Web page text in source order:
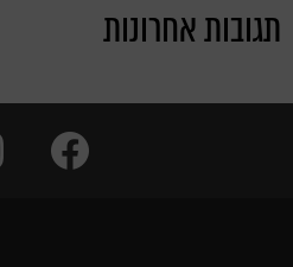
תגובות אחרונות
facebook